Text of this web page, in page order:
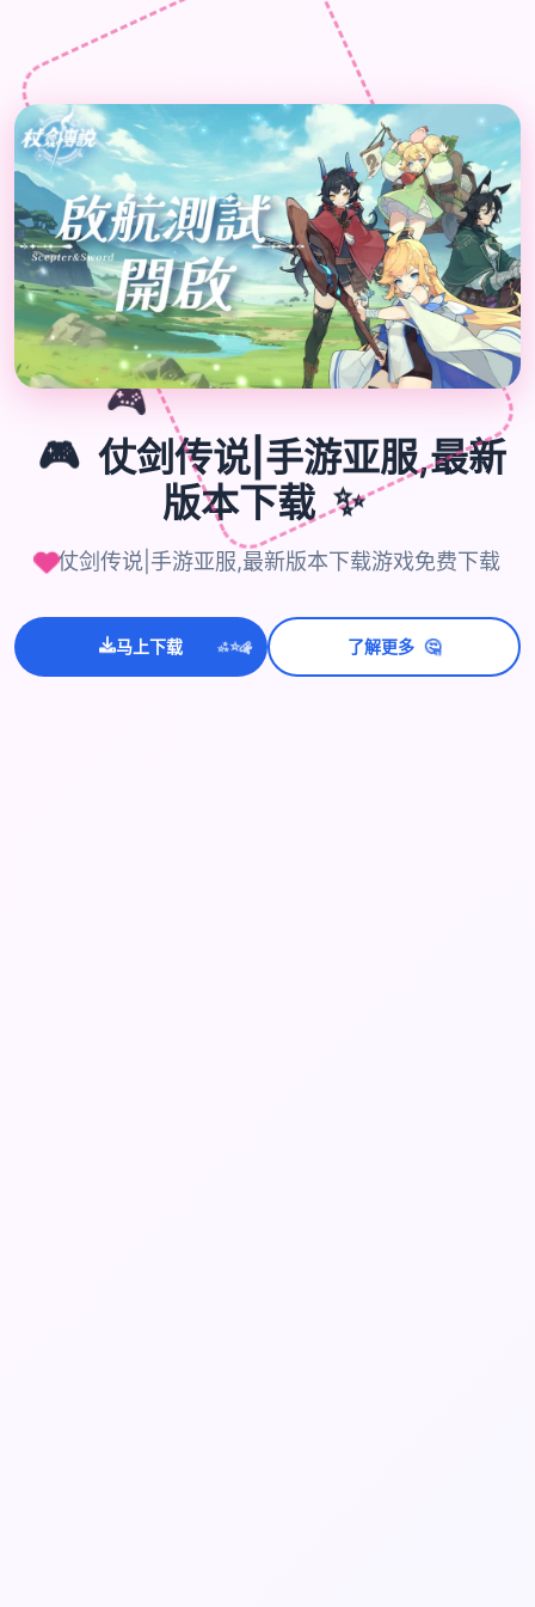
🎮
🎮 仗剑传说|手游亚服,最新
版本下载 ✨
仗剑传说|手游亚服,最新版本下载游戏免费下载
马上下载 ✨⭐💫 了解更多 🤔